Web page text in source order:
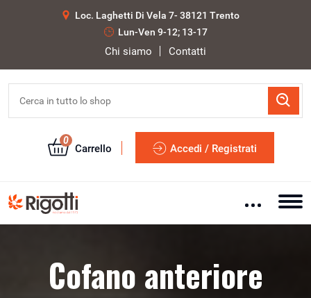
Loc. Laghetti Di Vela 7- 38121 Trento
Lun-Ven 9-12; 13-17
Chi siamo Contatti
0
Carrello Accedi / Registrati
Cofano anteriore